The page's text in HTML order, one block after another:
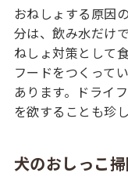
おねしょする原因
分は、飲み水だけ
ねしょ対策として
フードをつくって
あります。ドライ
を欲することも珍
犬のおしっこ